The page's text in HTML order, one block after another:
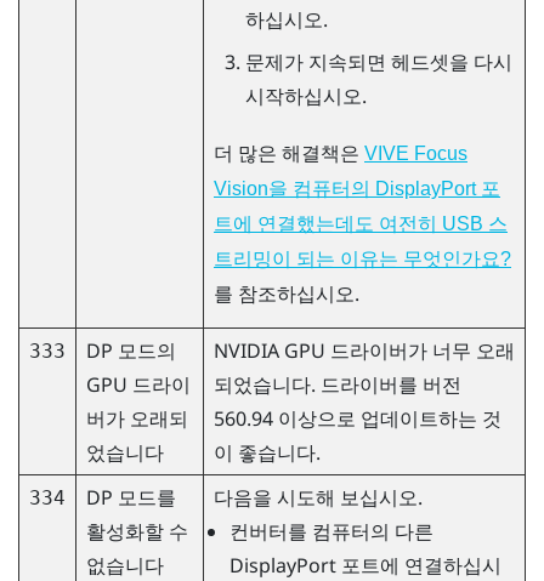
하십시오.
문제가 지속되면 헤드셋을 다시
시작하십시오.
더 많은 해결책은 VIVE Focus
Vision을 컴퓨터의 DisplayPort 포
트에 연결했는데도 여전히 USB 스
트리밍이 되는 이유는 무엇인가요?
를 참조하십시오.
333
DP 모드의
GPU 드라이
버가 오래되
었습니다
NVIDIA GPU 드라이버가 너무 오래
되었습니다. 드라이버를 버전
560.94 이상으로 업데이트하는 것
이 좋습니다.
334
DP 모드를
활성화할 수
없습니다
다음을 시도해 보십시오.
컨버터를 컴퓨터의 다른
DisplayPort포트에 연결하십시